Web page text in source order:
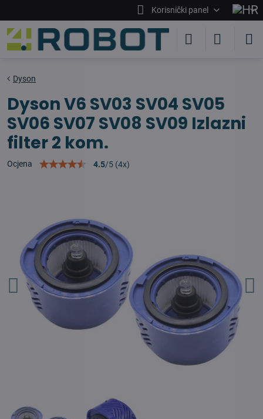
Korisnički panel
Dyson
Dyson V6 SV03 SV04 SV05
SV06 SV07 SV08 SV09 Izlazni
filter 2 kom.
Ocjena 4.5/5 (4x)